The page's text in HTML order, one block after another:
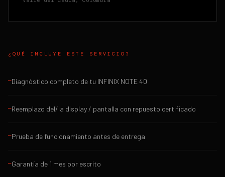
¿QUÉ INCLUYE ESTE SERVICIO?
—Diagnóstico completo de tu INFINIX NOTE 40
—Reemplazo del/la display / pantalla con repuesto certificado
—Prueba de funcionamiento antes de entrega
—Garantía de 1 mes por escrito